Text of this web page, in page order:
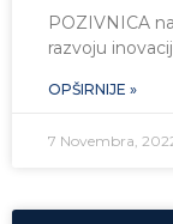
POZIVNICA
razvoju
OPŠIRNIJE »
7 Novembra,